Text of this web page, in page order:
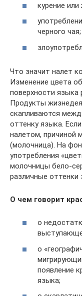
курение
черного чая;
Что значит налет
Изменение цвета
поверхности
Продукты
скапливаются
оттенку языка.
налетом, причиной
(молочница). На
употребления
молочницы бело-
различные оттенки
О чем говорит
о
о
появление
языка;